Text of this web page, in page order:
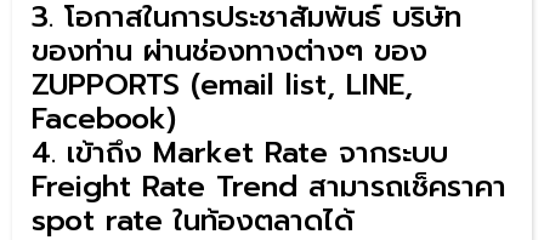
3. โอกาสในการประชาสัมพันธ์ บริษัท
ของท่าน ผ่านช่องทางต่างๆ ของ
ZUPPORTS (email list, LINE,
Facebook)
4. เข้าถึง Market Rate จากระบบ
Freight Rate Trend สามารถเช็คราคา
spot rate ในท้องตลาดได้